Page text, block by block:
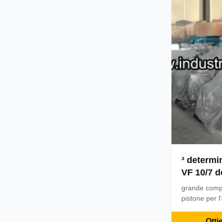
resistenza
³
VF 10/7
grande
pistone per
strumenti